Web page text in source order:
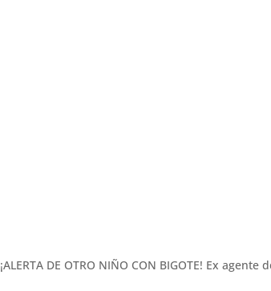
¡ALERTA DE OTRO NIÑO CON BIGOTE! Ex